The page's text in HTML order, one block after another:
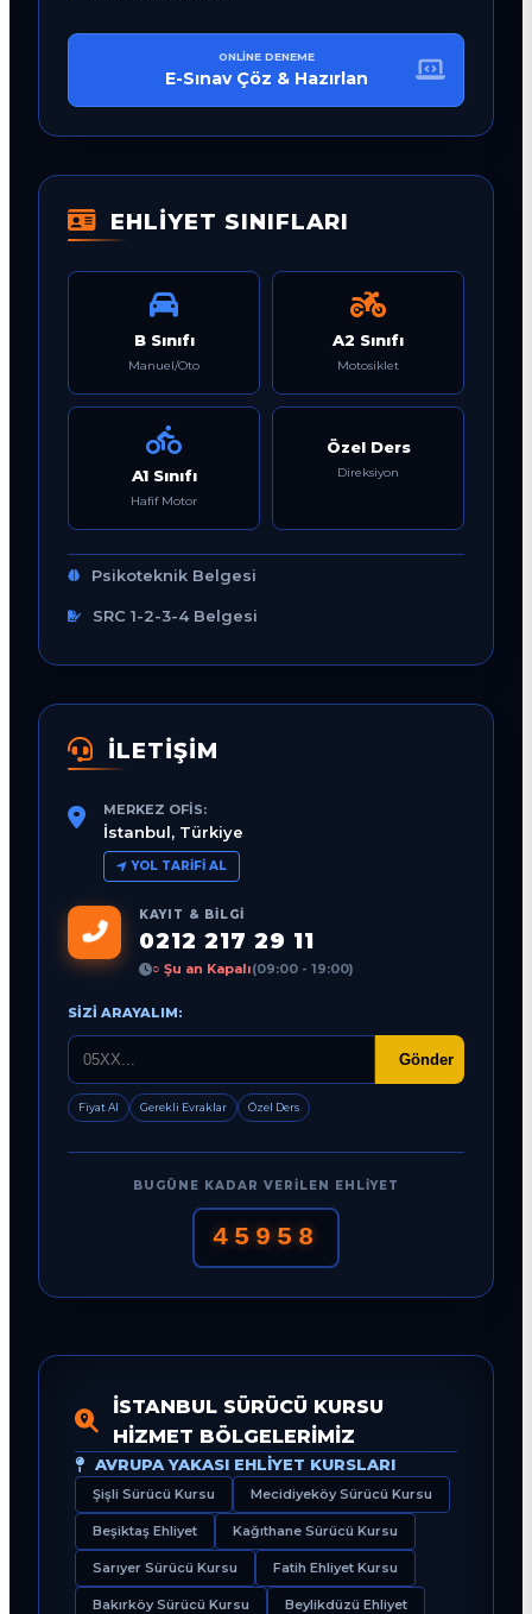
ONLINE DENEME
E-Sınav Çöz & Hazırlan
EHLİYET SINIFLARI
B Sınıfı
Manuel/Oto
A2 Sınıfı
Motosiklet
A1 Sınıfı
Hafif Motor
Özel Ders
Direksiyon
Psikoteknik Belgesi
SRC 1-2-3-4 Belgesi
İLETİŞİM
MERKEZ OFIS:
İstanbul, Türkiye
YOL TARIFI AL
KAYIT & BILGI
0212 217 29 11
○ Şu an Kapalı(09:00 - 19:00)
SIZI ARAYALIM:
Gönder
Fiyat Al Gerekli Evraklar Özel Ders
BUGÜNE KADAR VERILEN EHLIYET
45958
İSTANBUL SÜRÜCÜ KURSU
HIZMET BÖLGELERIMIZ
AVRUPA YAKASI EHLIYET KURSLARI
Şişli Sürücü Kursu Mecidiyeköy Sürücü Kursu
Beşiktaş Ehliyet Kağıthane Sürücü Kursu
Sarıyer Sürücü Kursu Fatih Ehliyet Kursu
Bakırköy Sürücü Kursu Beylikdüzü Ehliyet